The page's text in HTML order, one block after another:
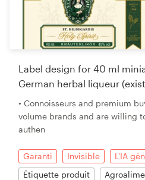
Label design for 40 ml
German herbal liqueur
• Connoisseurs and premium
volume brands and are willing
authen
Garanti Invisible
L'IA
Étiquette produit